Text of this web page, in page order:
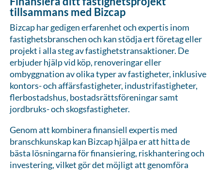
tillsammans med Bizcap
Bizcap har gedigen erfarenhet och expertis inom
fastighetsbranschen och kan stödja ert företag eller
projekt i alla steg av fastighetstransaktioner. De
erbjuder hjälp vid köp, renoveringar eller
ombyggnation av olika typer av fastigheter, inklusive
kontors- och affärsfastigheter, industrifastigheter,
flerbostadshus, bostadsrättsföreningar samt
jordbruks- och skogsfastigheter.
Genom att kombinera finansiell expertis med
branschkunskap kan Bizcap hjälpa er att hitta de
bästa lösningarna för finansiering, riskhantering och
investering, vilket gör det möjligt att genomföra